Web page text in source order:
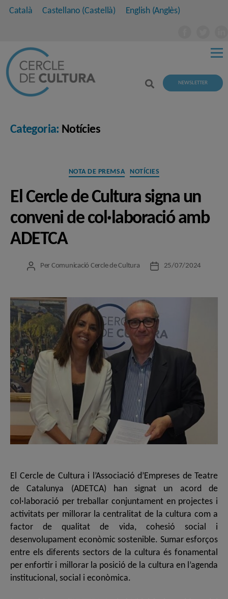
Català Castellano (Castellà) English(Anglès)
NEWSLETTER
Categoria: Notícies
Categories
NOTA DE PREMSA NOTÍCIES
El Cercle de Cultura signa un
conveni de col·laboració amb
ADETCA
Autor
Per Comunicació Cercle de Cultura
Data25/07/2024
El Cercle de Cultura i l’Associació d’Empreses de Teatre
de Catalunya (ADETCA) han signat un acord de
col·laboració per treballar conjuntament en projectes i
activitats per millorar la centralitat de la cultura com a
factor de qualitat de vida, cohesió social i
desenvolupament econòmic sostenible. Sumar esforços
entre els diferents sectors de la cultura és fonamental
per enfortir i millorar la posició de la cultura en l’agenda
institucional, social i econòmica.